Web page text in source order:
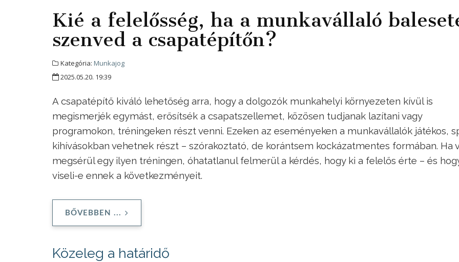
Kié a felelősség, ha a munkavállaló
szenved a csapatépítőn?
Kategória: Munkajog
2025.05.20. 19:39
A csapatépítő kiváló lehetőség arra, hogy a dolgozók munkahelyi környezeten kívül is
megismerjék egymást, erősítsék a csapatszellemet, közösen tudjanak lazítani vagy
programokon, tréningeken részt venni. Ezeken az eseményeken a munkavállalók játékos,
kihívásokban vehetnek részt – szórakoztató, de korántsem kockázatmentes formában. Ha
megsérül egy ilyen tréningen, óhatatlanul felmerül a kérdés, hogy ki a felelős érte – és
viseli-e ennek a következményeit.
BŐVEBBEN ...
Közeleg a határidő